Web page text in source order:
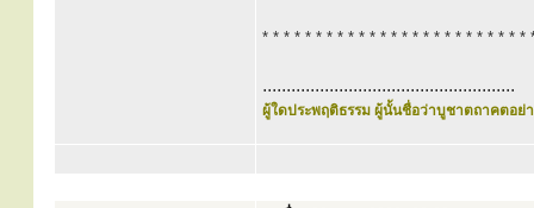
* * * * * * * * * * * * * * * * * * * * * * * * *
.....................................................
ผู้ใดประพฤติธรรม ผู้นั้นชื่อว่าบูชาตถาคตอย่า